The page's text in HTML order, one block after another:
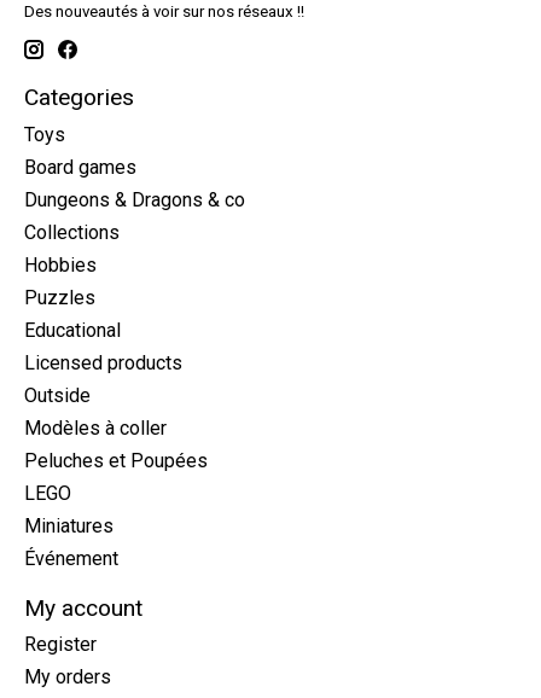
Des nouveautés à voir sur nos réseaux !!
Categories
Toys
Board games
Dungeons & Dragons & co
Collections
Hobbies
Puzzles
Educational
Licensed products
Outside
Modèles à coller
Peluches et Poupées
LEGO
Miniatures
Événement
My account
Register
My orders